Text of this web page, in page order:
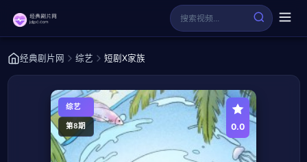
经典剧片网 综艺 短剧X家族
综艺
第8期 0.0